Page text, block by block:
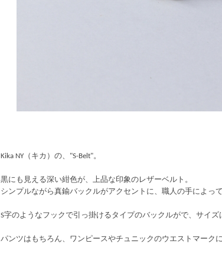
Kika NY（キカ）の、"S-Belt"。
黒にも見える深い紺色が、上品な印象のレザーベルト。
シンプルながら真鍮バックルがアクセントに、職人の手によっ
S字のようなフックで引っ掛けるタイプのバックルがで、サイズ
パンツはもちろん、ワンピースやチュニックのウエストマーク